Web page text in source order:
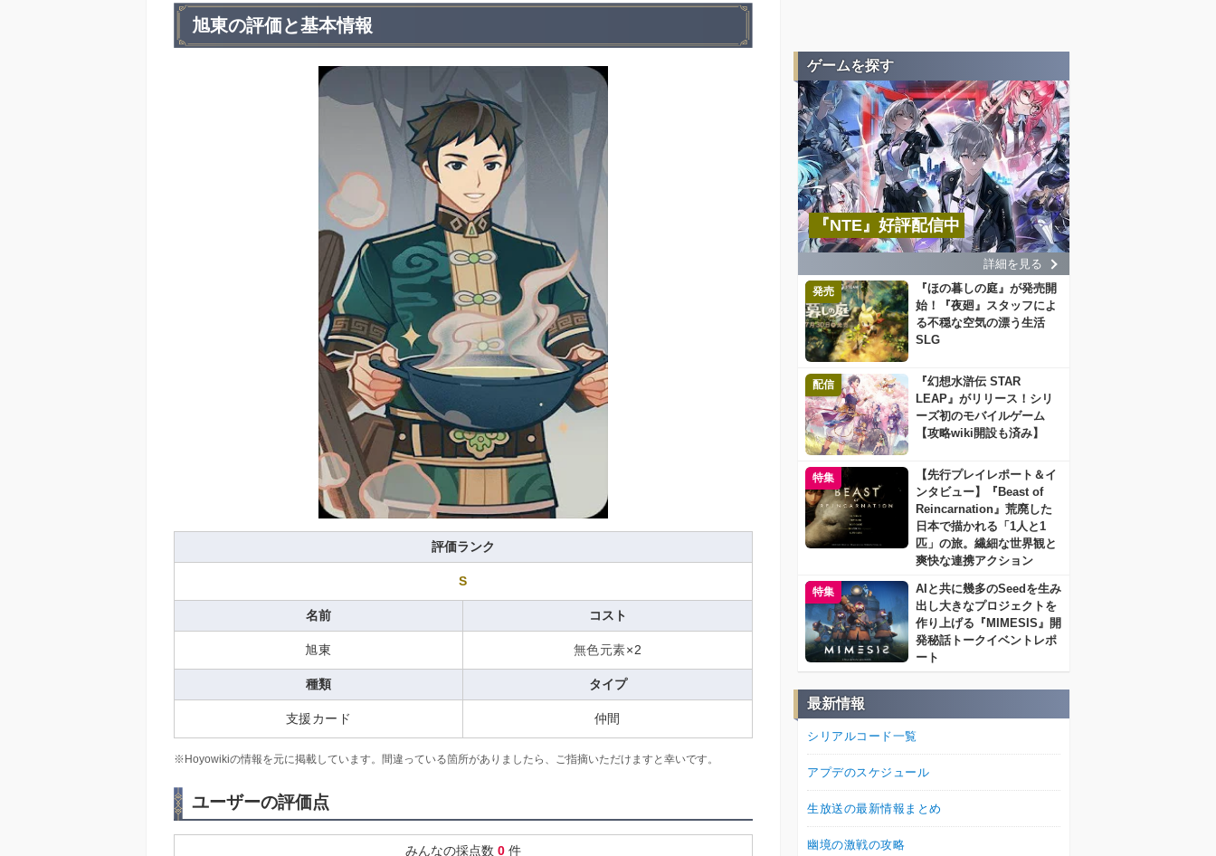
旭東の評価と基本情報
評価ランク
S
名前 コスト
旭東 無色元素×2
種類 タイプ
支援カード 仲間
※Hoyowikiの情報を元に掲載しています。間違っている箇所がありましたら、ご指摘いただけますと幸いです。
ユーザーの評価点
みんなの採点数 0 件
ゲームを探す
『NTE』好評配信中
詳細を見る
発売
『ほの暮しの庭』が発売開
始！『夜廻』スタッフによ
る不穏な空気の漂う生活
SLG
配信
『幻想水滸伝 STAR
LEAP』がリリース！シリ
ーズ初のモバイルゲーム
【攻略wiki開設も済み】
特集
【先行プレイレポート＆イ
ンタビュー】『Beast of
Reincarnation』荒廃した
日本で描かれる「1人と1
匹」の旅。繊細な世界観と
爽快な連携アクション
特集
AIと共に幾多のSeedを生み
出し大きなプロジェクトを
作り上げる『MIMESIS』開
発秘話トークイベントレポ
ート
最新情報
シリアルコード一覧
アプデのスケジュール
生放送の最新情報まとめ
幽境の激戦の攻略